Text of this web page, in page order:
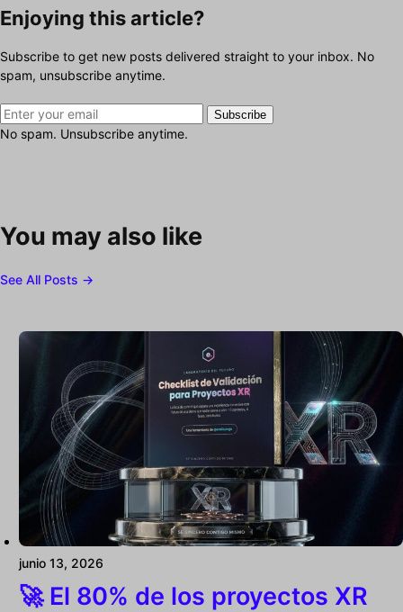
Enjoying this article?
Subscribe to get new posts delivered straight to your inbox. No
spam, unsubscribe anytime.
Subscribe
No spam. Unsubscribe anytime.
You may also like
See All Posts →
junio 13, 2026
🚀 El 80% de los proyectos XR